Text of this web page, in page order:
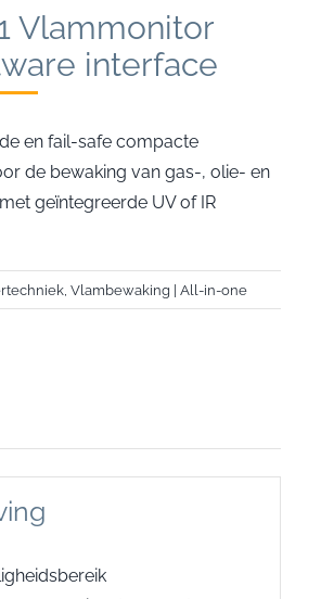
Vlammonitor
interface
en fail-safe compacte
de bewaking van gas-, olie- en
geïntegreerde UV of IR
,Vlambewaking | All-in-one